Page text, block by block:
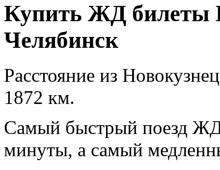
Купить ЖД билеты
Челябинск
Расстояние из
1872 км.
Самый быстрый поезд ЖД
минуты, а самый